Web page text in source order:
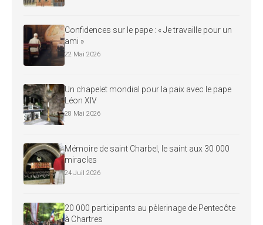
Confidences sur le pape : « Je travaille pour un
ami »
22 Mai 2026
Un chapelet mondial pour la paix avec le pape
Léon XIV
28 Mai 2026
Mémoire de saint Charbel, le saint aux 30 000
miracles
24 Juil 2026
20 000 participants au pèlerinage de Pentecôte
à Chartres